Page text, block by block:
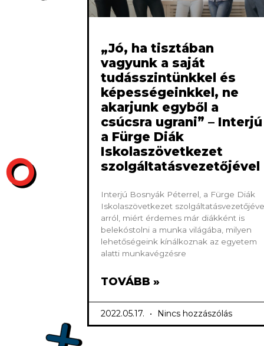
„Jó, ha tisztában
vagyunk a saját
tudásszintünkkel és
képességeinkkel, ne
akarjunk egyből a
csúcsra ugrani” – Interjú
a Fürge Diák
Iskolaszövetkezet
szolgáltatásvezetőjével
Interjú Bosnyák Péterrel, a Fürge Diák
Iskolaszövetkezet
arról, miért érdemes már diákként is
belekóstolni a munka világába, milyen
lehetőségeink kínálkoznak az egyetem
alatti munkavégzésre
TOVÁBB »
2022.05.17. Nincs hozzászólás